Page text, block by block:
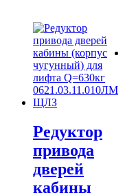
Редуктор
привода
дверей
кабины